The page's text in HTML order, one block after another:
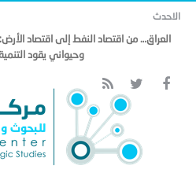
الاحدث
العراق… من اقتصاد النفط إلى اقتصاد
وحيواني يقود